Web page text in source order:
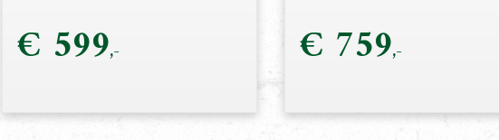
€ 599 € 759